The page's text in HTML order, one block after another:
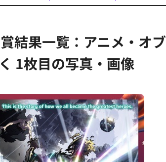
結果一覧：アニメ・オ
1枚目の写真・画像